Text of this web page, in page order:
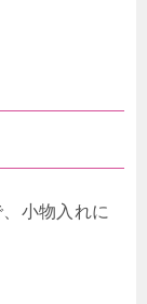
小物入れに